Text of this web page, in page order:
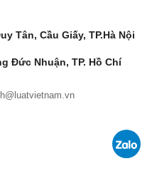
Tân, Cầu Giấy, TP.Hà Nội
Đức Nhuận, TP. Hồ Chí